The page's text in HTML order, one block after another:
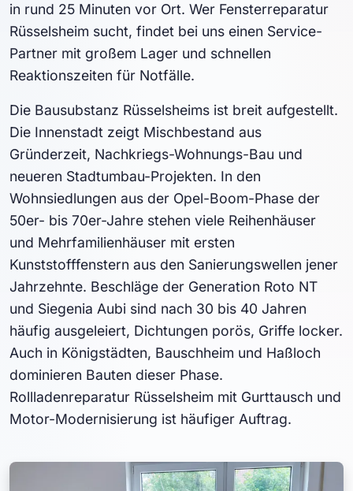
in rund 25 Minuten vor Ort. Wer Fensterreparatur
Rüsselsheim sucht, findet bei uns einen Service-
Partner mit großem Lager und schnellen
Reaktionszeiten für Notfälle.
Die Bausubstanz Rüsselsheims ist breit aufgestellt.
Die Innenstadt zeigt Mischbestand aus
Gründerzeit, Nachkriegs-Wohnungs-Bau und
neueren Stadtumbau-Projekten. In den
Wohnsiedlungen aus der Opel-Boom-Phase der
50er- bis 70er-Jahre stehen viele Reihenhäuser
und Mehrfamilienhäuser mit ersten
Kunststofffenstern aus den Sanierungswellen jener
Jahrzehnte. Beschläge der Generation Roto NT
und Siegenia Aubi sind nach 30 bis 40 Jahren
häufig ausgeleiert, Dichtungen porös, Griffe locker.
Auch in Königstädten, Bauschheim und Haßloch
dominieren Bauten dieser Phase.
Rollladenreparatur Rüsselsheim mit Gurttausch und
Motor-Modernisierung ist häufiger Auftrag.